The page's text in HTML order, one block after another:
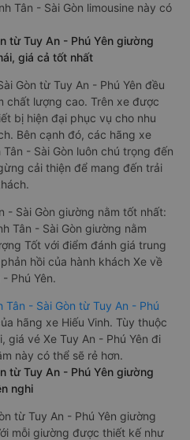
Tân - Sài Gòn limousine này có
từ Tuy An - Phú Yên giường
giá cả tốt nhất
Gòn từ Tuy An - Phú Yên đều
chất lượng cao. Trên xe được
bị hiện đại phục vụ cho nhu
Bên cạnh đó, các hãng xe
- Sài Gòn luôn chú trọng đến
cải thiện để mang đến trải
- Sài Gòn giường nằm tốt nhất:
Tân - Sài Gòn giường nằm
Tốt với điểm đánh giá trung
hồi của hành khách Xe về
Phú Yên.
Tân - Sài Gòn từ Tuy An - Phú
hãng xe Hiếu Vinh. Tùy thuộc
giá vé Xe Tuy An - Phú Yên đi
này có thể sẽ rẻ hơn.
từ Tuy An - Phú Yên giường
nghi
từ Tuy An - Phú Yên giường
mỗi giường được thiết kế như